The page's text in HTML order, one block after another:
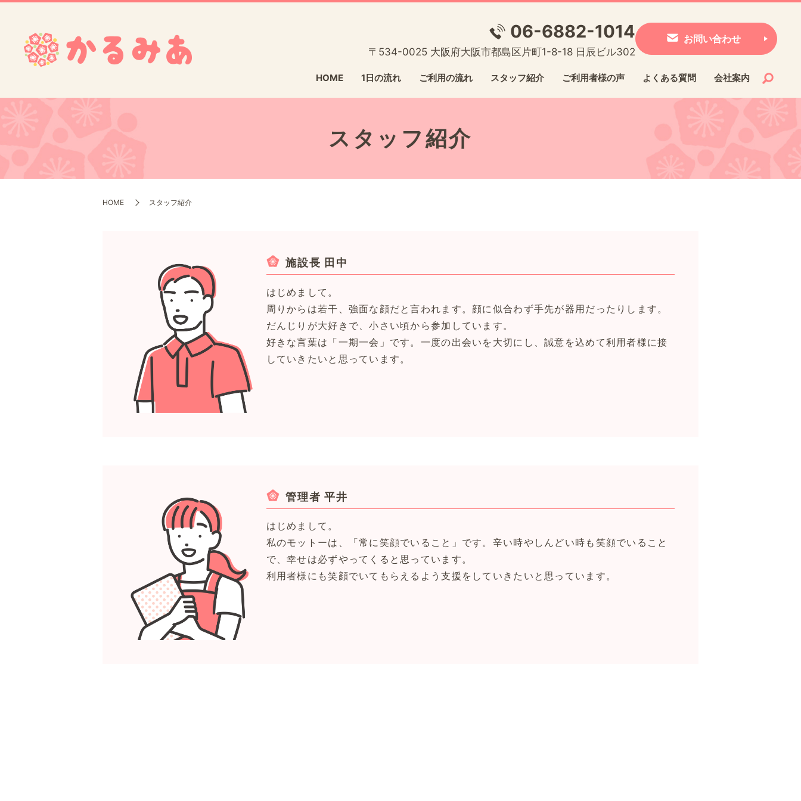
HOME 1日の流れ ご利用の流れ スタッフ紹介 ご利用者様の声 よくある質問 会社案内
06-6882-1014
〒534-0025 大阪府大阪市都島区片町1-8-18 日辰ビル302
お問い合わせ
スタッフ紹介
HOME スタッフ紹介
施設長 田中
はじめまして。
周りからは若干、強面な顔だと言われます。顔に似合わず手先が器用だったりします。
だんじりが大好きで、小さい頃から参加しています。
好きな言葉は「一期一会」です。一度の出会いを大切にし、誠意を込めて利用者様に接
していきたいと思っています。
管理者 平井
はじめまして。
私のモットーは、「常に笑顔でいること」です。辛い時やしんどい時も笑顔でいること
で、幸せは必ずやってくると思っています。
利用者様にも笑顔でいてもらえるよう支援をしていきたいと思っています。